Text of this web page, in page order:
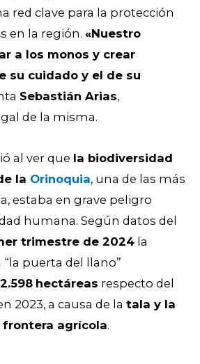
red clave para la protección
en la región. «Nuestro
a los monos y crear
su cuidado y el de su
Sebastián Arias,
de la misma.
al ver que la biodiversidad
la Orinoquia, una de las más
estaba en grave peligro
humana. Según datos del
trimestre de 2024 la
puerta del llano”
hectáreas respecto del
2023, a causa de la tala y la
frontera agrícola.